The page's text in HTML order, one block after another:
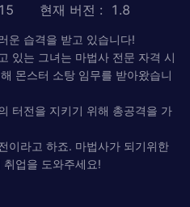
현재 버전 : 1.8
운 습격을 받고 있습니다!
있는 그녀는 마법사 전문 자격 시
몬스터 소탕 임무를 받아왔습니
터전을 지키기 위해 총공격을 가
이라고 하죠. 마법사가 되기위한
업을 도와주세요!